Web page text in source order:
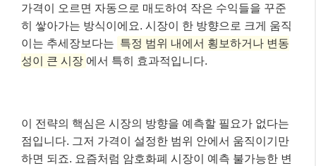
가격이 오르면 자동으로 매도하여 작은 수익들을 꾸준
히 쌓아가는 방식이에요. 시장이 한 방향으로 크게 움직
이는 추세장보다는 특정 범위 내에서 횡보하거나 변동
성이 큰 시장 에서 특히 효과적입니다.
이 전략의 핵심은 시장의 방향을 예측할 필요가 없다는
점입니다. 그저 가격이 설정한 범위 안에서 움직이기만
하면 되죠. 요즘처럼 암호화폐 시장이 예측 불가능한 변